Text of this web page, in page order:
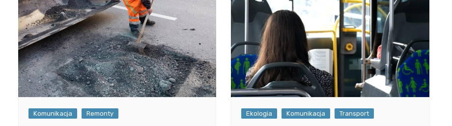
Komunikacja Remonty Ekologia Komunikacja Transport